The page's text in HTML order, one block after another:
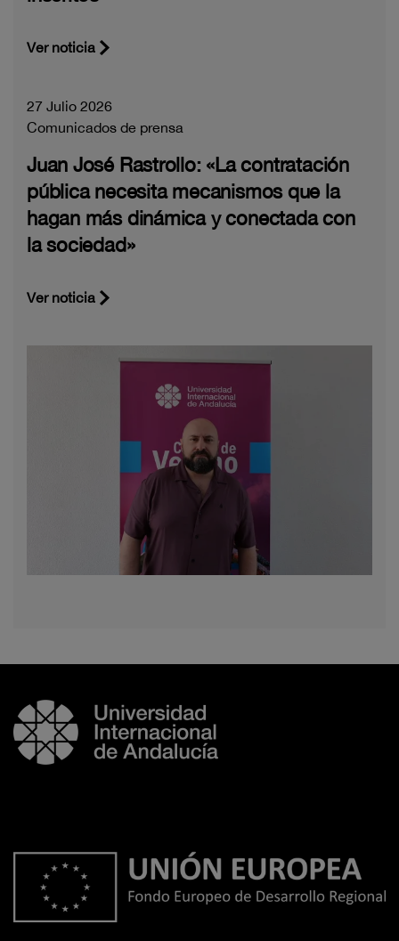
Ver noticia
27 Julio 2026
Comunicados de prensa
Juan José Rastrollo: «La contratación
pública necesita mecanismos que la
hagan más dinámica y conectada con
la sociedad»
Ver noticia